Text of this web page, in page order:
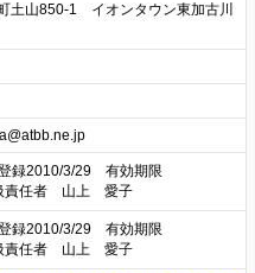
土山850-1 イオンタウン東加古川
録2010/3/29 有効期限
責任者 山上 愛子
録2010/3/29 有効期限
責任者 山上 愛子